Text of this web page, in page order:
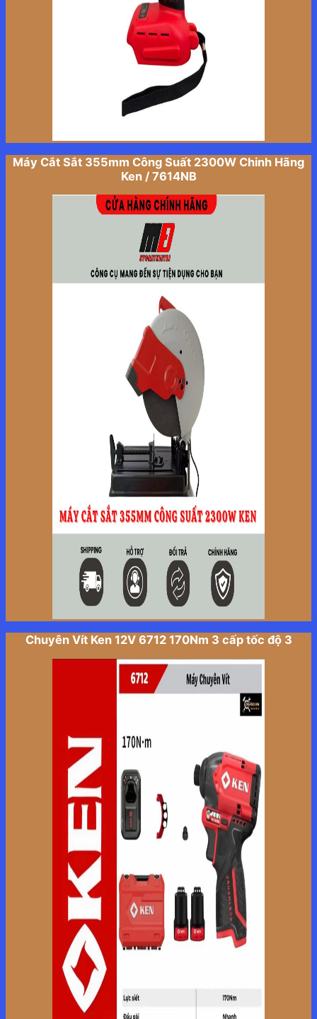
Máy Cắt Sắt 355mm Công Suất 2300W Chinh Hãng
Ken / 7614NB
Chuyên Vít Ken 12V 6712 170Nm 3 cấp tốc độ 3